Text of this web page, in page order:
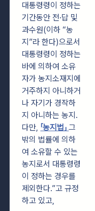
대통령령이 정하는
기간동안 전·답 및
과수원(이하 “농
지”라 한다)으로서
대통령령이 정하는
바에 의하여 소유
자가 농지소재지에
거주하지 아니하거
나 자기가 경작하
지 아니하는 농지.
다만, 「농지법」그
밖의 법률에 의하
여 소유할 수 있는
농지로서 대통령령
이 정하는 경우를
제외한다.”고 규정
하고 있고,